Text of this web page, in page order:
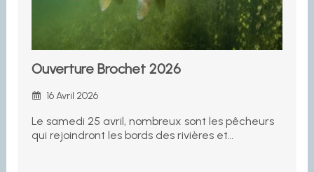
Ouverture Brochet 2026
16 Avril 2026
Le samedi 25 avril, nombreux sont les pêcheurs
qui rejoindront les bords des rivières et…